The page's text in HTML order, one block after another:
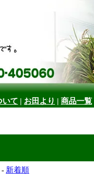
いて | お田より | 商品一覧
- 新着順